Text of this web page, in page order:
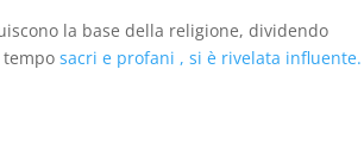
la base della religione, dividendo
tempo sacri e profani , si è rivelata influente.